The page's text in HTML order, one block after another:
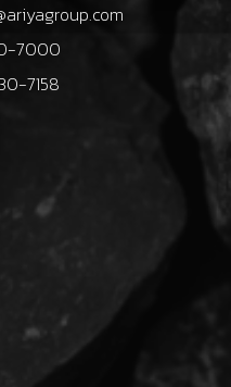
7000
7158